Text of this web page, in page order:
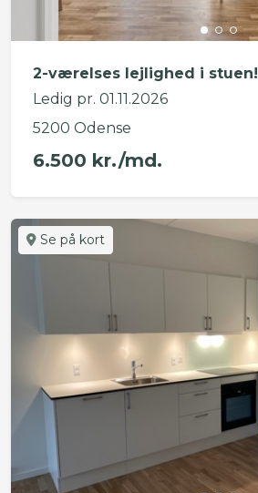
2-værelses lejlighed i stuen!
Ledig pr. 01.11.2026
5200 Odense
6.500 kr./md.
Se på kort